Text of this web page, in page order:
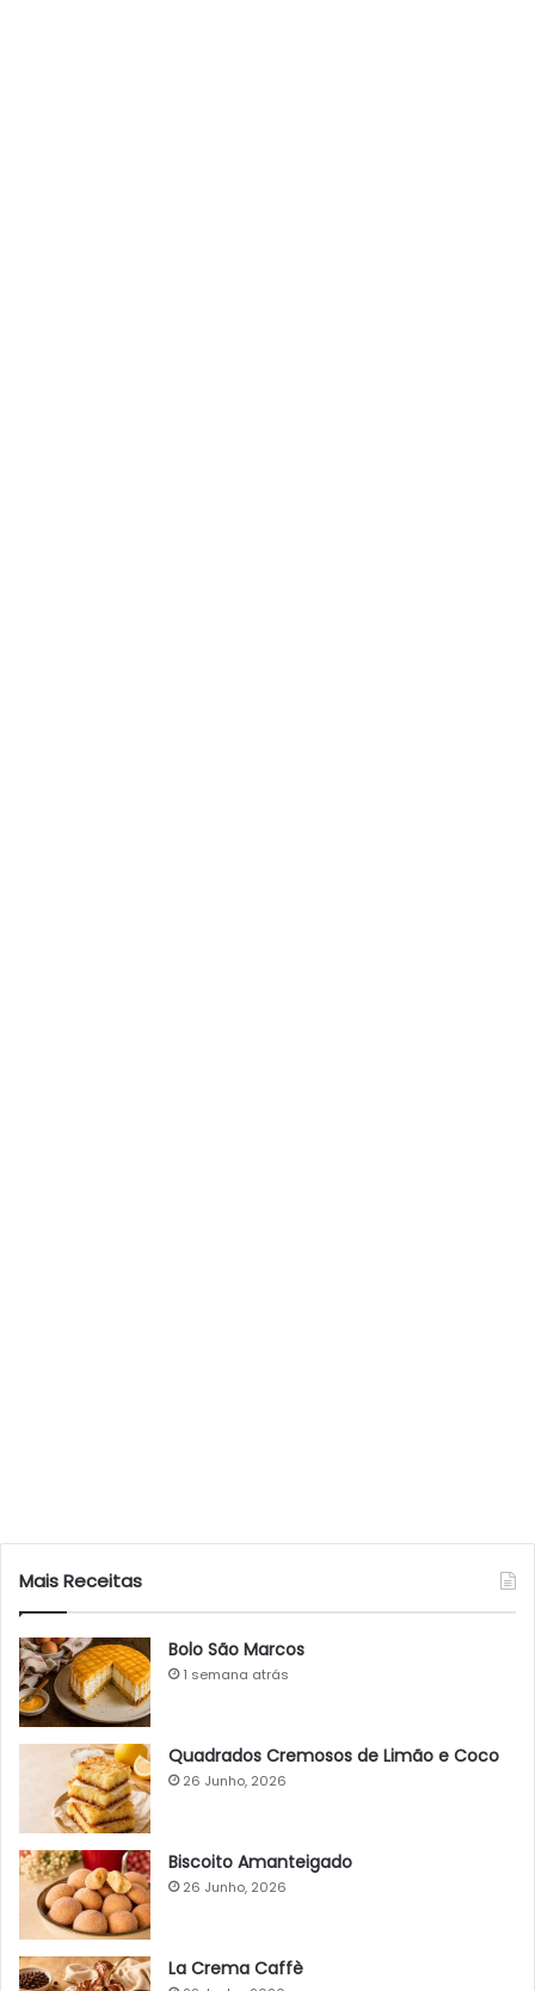
Mais Receitas
Bolo São Marcos
1 semana atrás
Quadrados Cremosos de Limão e Coco
26 Junho, 2026
Biscoito Amanteigado
26 Junho, 2026
La Crema Caffè